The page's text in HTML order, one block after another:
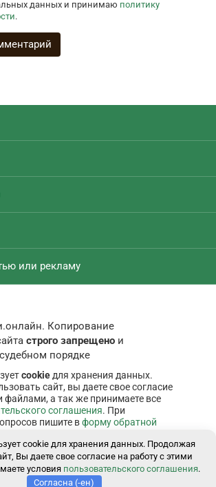
данных и принимаю политику
.
или рекламу
Копирование
строго запрещено и
порядке
cookie для хранения данных.
сайт, вы даете свое согласие
файлами, а так же принимаете все
соглашения. При
пишите вформу обратной
cookie для хранения данных. Продолжая
Вы даете свое согласие на работу с этими
условия пользовательского соглашения.
Согласна (-ен)